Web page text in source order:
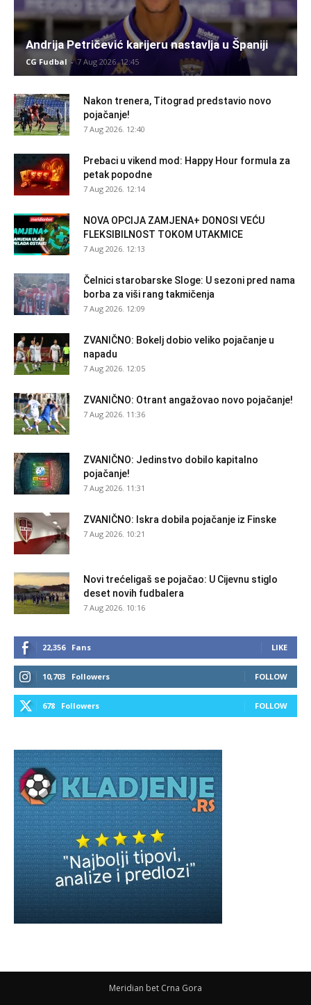
Andrija Petričević karijeru nastavlja u Španiji
CG Fudbal - 7 Aug 2026. 12:45
Nakon trenera, Titograd predstavio novo
pojačanje!
7 Aug 2026. 12:40
Prebaci u vikend mod: Happy Hour formula za
petak popodne
7 Aug 2026. 12:14
NOVA OPCIJA ZAMJENA+ DONOSI VEĆU
FLEKSIBILNOST TOKOM UTAKMICE
7 Aug 2026. 12:13
Čelnici starobarske Sloge: U sezoni pred nama
borba za viši rang takmičenja
7 Aug 2026. 12:09
ZVANIČNO: Bokelj dobio veliko pojačanje u
napadu
7 Aug 2026. 12:05
ZVANIČNO: Otrant angažovao novo pojačanje!
7 Aug 2026. 11:36
ZVANIČNO: Jedinstvo dobilo kapitalno
pojačanje!
7 Aug 2026. 11:31
ZVANIČNO: Iskra dobila pojačanje iz Finske
7 Aug 2026. 10:21
Novi trećeligaš se pojačao: U Cijevnu stiglo
deset novih fudbalera
7 Aug 2026. 10:16
22,356 Fans LIKE
10,703 Followers FOLLOW
678 Followers FOLLOW
Meridian bet Crna Gora